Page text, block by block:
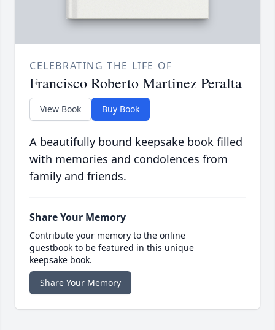
CELEBRATING THE LIFE OF
Francisco Roberto Martinez Peralta
View Book Buy Book
A beautifully bound keepsake book filled
with memories and condolences from
family and friends.
Share Your Memory
Contribute your memory to the online
guestbook to be featured in this unique
keepsake book.
Share Your Memory